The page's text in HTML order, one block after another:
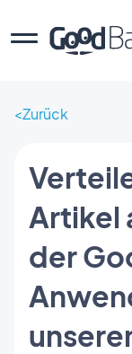
Zurück
Artikel
der